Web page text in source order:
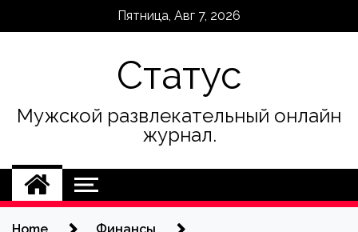
Пятница, Авг 7, 2026
Статус
Мужской развлекательный онлайн
журнал.